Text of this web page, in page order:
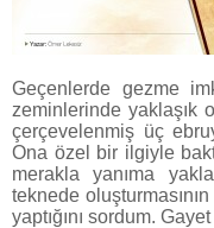
Geçenlerde gezme
zeminlerinde yaklaşık
çerçevelenmiş üç
Ona özel bir ilgiyle
merakla yanıma
teknede oluşturmasının
yaptığını sordum.